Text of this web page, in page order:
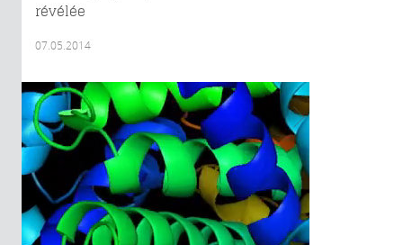
révélée
07.05.2014